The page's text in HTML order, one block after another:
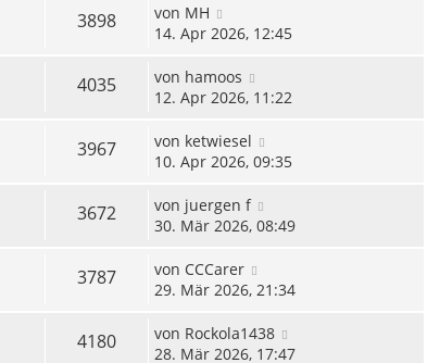
3898 von MH
14. Apr 2026, 12:45
4035 von hamoos
12. Apr 2026, 11:22
3967 von ketwiesel
10. Apr 2026, 09:35
3672 von juergen f
30. Mär 2026, 08:49
3787 von CCCarer
29. Mär 2026, 21:34
4180 von Rockola1438
28. Mär 2026, 17:47